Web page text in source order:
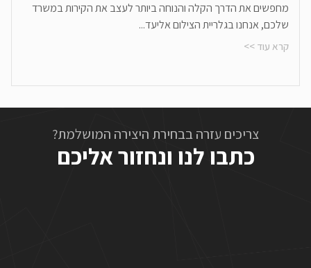
מחפשים את הדרך הקלה והנוחה ביותר לעצב את הקירות במשרד
שלכם, אנחנו בגלריית הצילום אליעד...
קרא עוד >>
צריכים עזרה בבחירת היצירה המושלמת?
כתבו לנו ונחזור אליכם